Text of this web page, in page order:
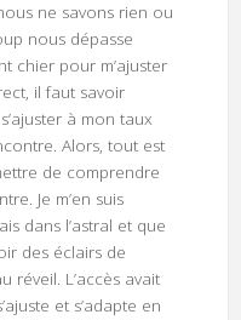
ne savons rien ou
nous dépasse
chier pour m’ajuster
il faut savoir
à mon taux
Alors, tout est
de comprendre
Je m’en suis
dans l’astral et que
des éclairs de
réveil. L’accès avait
et s’adapte en